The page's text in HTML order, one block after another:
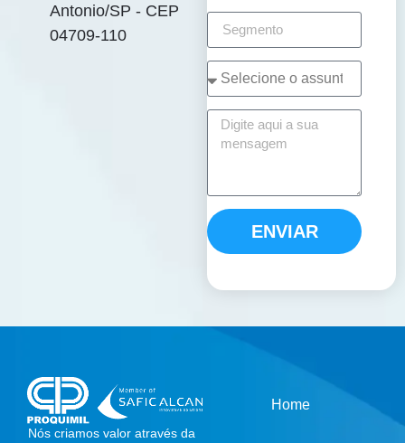
Antonio/SP - CEP
04709-110
ENVIAR
Nós criamos valor através da
Home